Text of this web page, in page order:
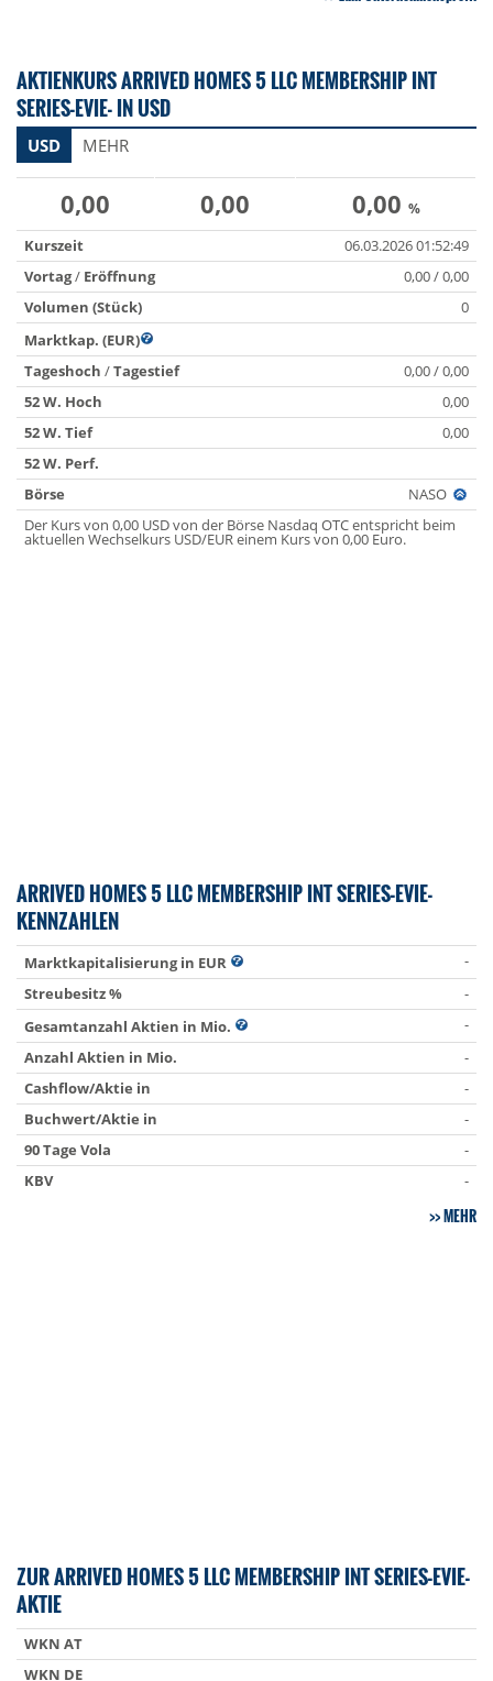
AKTIENKURS ARRIVED HOMES 5 LLC MEMBERSHIP INT
SERIES-EVIE- IN USD
USD MEHR
0,00 0,00 0,00 %
Kurszeit
06.03.2026 01:52:49
Vortag/ Eröffnung
0,00 / 0,00
Volumen (Stück)
0
Marktkap. (EUR)
Tageshoch /Tagestief
0,00 / 0,00
52 W. Hoch
0,00
52 W. Tief
0,00
52 W. Perf.
Börse
NASO
Der Kurs von 0,00 USD von der Börse Nasdaq OTC entspricht beim
aktuellen Wechselkurs USD/EUR einem Kurs von 0,00 Euro.
ARRIVED HOMES 5 LLC MEMBERSHIP INT SERIES-EVIE-
KENNZAHLEN
Marktkapitalisierung in EUR
-
Streubesitz %
-
Gesamtanzahl Aktien in Mio.
-
Anzahl Aktien in Mio.
-
Cashflow/Aktie in
-
Buchwert/Aktie in
-
90 Tage Vola
-
KBV
-
MEHR
ZUR ARRIVED HOMES 5 LLC MEMBERSHIP INT SERIES-EVIE-
AKTIE
WKN AT
WKN DE